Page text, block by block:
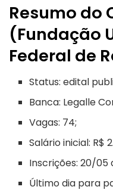
Resumo do
(Fundação
Federal de
Status: edital
Banca: Legalle
Vagas: 74;
Salário inicial: R$
Inscrições: 20/05
Último dia para